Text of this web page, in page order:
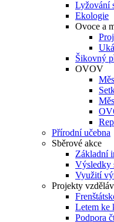
Lyžování
Ekologie
Ovoce a
Šikovný
OVOV
Přírodní učebna
Sběrové akce
Základní
Výsledky
Využití
Projekty
Letem ke
Podpora